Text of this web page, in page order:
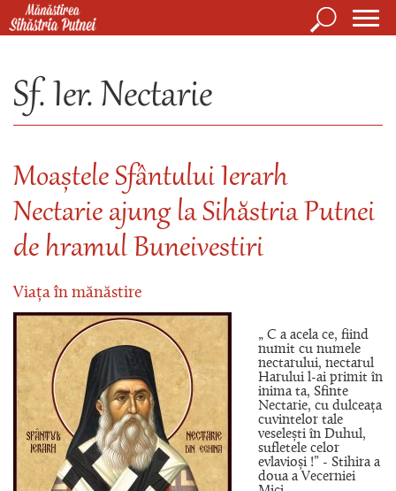
Mergi la conţinutul principal
Căutare
Sf. Ier. Nectarie
Moaștele Sfântului Ierarh
Nectarie ajung la Sihăstria Putnei
de hramul Buneivestiri
Viața în mănăstire
„ C a acela ce, fiind
numit cu numele
nectarului, nectarul
Harului l-ai primit în
inima ta, Sfinte
Nectarie, cu dulceața
cuvintelor tale
veselești în Duhul,
sufletele celor
evlavioși !” - Stihira a
doua a Vecerniei